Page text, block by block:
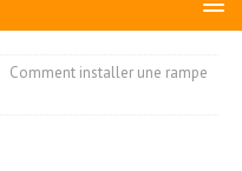
Comment installer une rampe